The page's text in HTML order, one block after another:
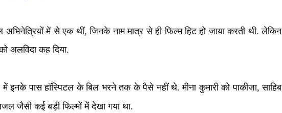
अभिनेत्रियों में से एक थीं, जिनके नाम मात्र से ही फिल्म हिट हो जाया करती थी. लेकिन
अलविदा कह दिया.
इनके पास हॉस्पिटल के बिल भरने तक के पैसे नहीं थे. मीना कुमारी को पाकीजा, साहिब
जैसी कई बड़ी फिल्मों में देखा गया था.